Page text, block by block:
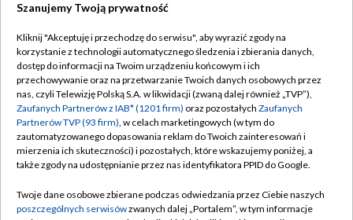
TVP
Abonament TVP
Emisja w TVP
Centrum informacji TVP
Naziemna Telewizja Cyfrowa
Rada Programowa
Regulamin TVP
Polityka prywatności
Moje zgody
Pomoc
Kontakt
Szanujemy Twoją prywatność
Kliknij "Akceptuję i przechodzę do serwisu", aby wyrazić zgody na
korzystanie z technologii automatycznego śledzenia i zbierania danych,
dostęp do informacji na Twoim urządzeniu końcowym i ich
przechowywanie oraz na przetwarzanie Twoich danych osobowych przez
nas, czyli Telewizję Polską S.A. w likwidacji (zwaną dalej również „TVP”),
Zaufanych Partnerów z IAB* (1201 firm) oraz pozostałych Zaufanych
Partnerów TVP (93 firm), w celach marketingowych (w tym do
zautomatyzowanego dopasowania reklam do Twoich zainteresowań i
mierzenia ich skuteczności) i pozostałych, które wskazujemy poniżej, a
także zgody na udostępnianie przez nas identyfikatora PPID do Google.
Twoje dane osobowe zbierane podczas odwiedzania przez Ciebie naszych
poszczególnych serwisówzwanych dalej „Portalem”, w tym informacje